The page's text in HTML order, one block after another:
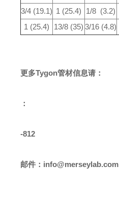
3/4 (19.1) 1 (25.4) 1/8 (3.2)
1 (25.4)
13/8 (35) 3/16 (4.8)
更多Tygon管材信息请：
：
-812
邮件： info@merseylab.com